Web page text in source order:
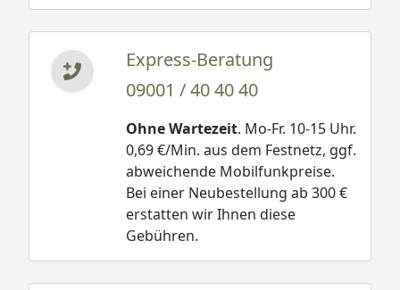
Express-Beratung
09001 / 40 40 40
Ohne Wartezeit. Mo-Fr. 10-15 Uhr.
0,69 €/Min. aus dem Festnetz, ggf.
abweichende Mobilfunkpreise.
Bei einer Neubestellung ab 300 €
erstatten wir Ihnen diese
Gebühren.